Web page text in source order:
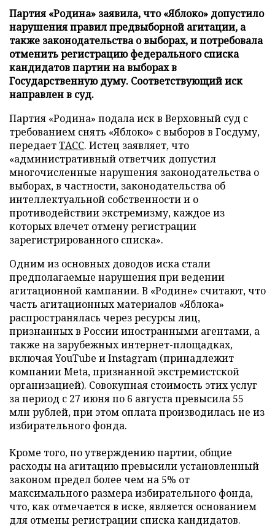
Партия «Родина» заявила, что «Яблоко» допустило
нарушения правил предвыборной агитации, а
также законодательства о выборах, и потребовала
отменить регистрацию федерального списка
кандидатов партии на выборах в
Государственную думу. Соответствующий иск
направлен в суд.
Партия «Родина» подала иск в Верховный суд с
требованием снять «Яблоко» с выборов в Госдуму,
передаетТАСС. Истец заявляет, что
«административный ответчик допустил
многочисленные нарушения законодательства о
выборах, в частности, законодательства об
интеллектуальной собственности и о
противодействии экстремизму, каждое из
которых влечет отмену регистрации
зарегистрированного списка».
Одним из основных доводов иска стали
предполагаемые нарушения при ведении
агитационной кампании. В «Родине» считают, что
часть агитационных материалов «Яблока»
распространялась через ресурсы лиц,
признанных в России иностранными агентами, а
также на зарубежных интернет-площадках,
включая YouTube и Instagram (принадлежит
компании Meta, признанной экстремистской
организацией). Совокупная стоимость этих услуг
за период с 27 июня по 6 августа превысила 55
млн рублей, при этом оплата производилась не из
избирательного фонда.
Кроме того, по утверждению партии, общие
расходы на агитацию превысили установленный
законом предел более чем на 5% от
максимального размера избирательного фонда,
что, как отмечается в иске, является основанием
для отмены регистрации списка кандидатов.